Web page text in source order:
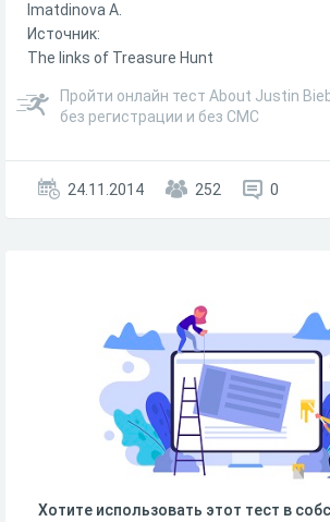
Imatdinova A.
Источник:
The links of Treasure Hunt
Пройти онлайн тест About Justin
без регистрации и без СМС
24.11.2014 252 0
Хотите использовать этот тест в